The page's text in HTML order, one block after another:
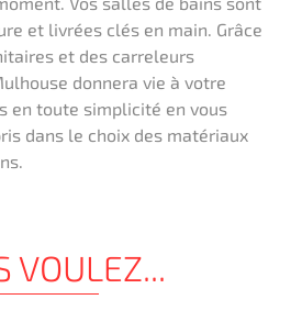
et livrées clés en main. Grâce
et des carreleurs
donnera vie à votre
en toute simplicité en vous
dans le choix des matériaux
VOULEZ...